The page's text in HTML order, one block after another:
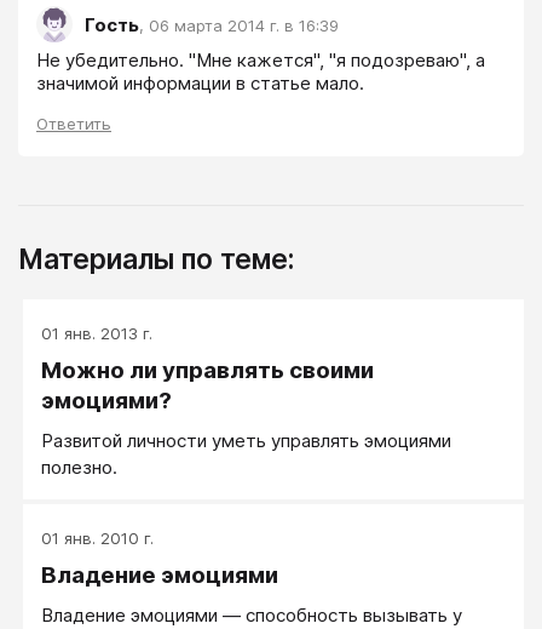
Гость, 06 марта 2014 г. в 16:39
Не убедительно. "Мне кажется", "я подозреваю", а
значимой информации в статье мало.
Ответить
Материалы по теме:
01 янв. 2013 г.
Можно ли управлять своими
эмоциями?
Развитой личности уметь управлять эмоциями
полезно.
01 янв. 2010 г.
Владение эмоциями
Владение эмоциями — способность вызывать у